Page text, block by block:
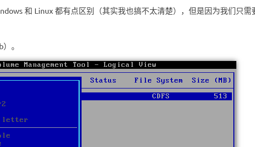
和 Linux 都有点区别（其实我也搞不太清楚），但是因为我们只
。